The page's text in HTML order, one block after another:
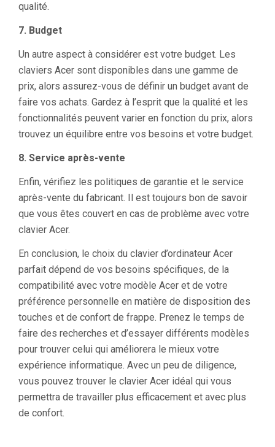
qualité.
7. Budget
Un autre aspect à considérer est votre budget. Les
claviers Acer sont disponibles dans une gamme de
prix, alors assurez-vous de définir un budget avant de
faire vos achats. Gardez à l’esprit que la qualité et les
fonctionnalités peuvent varier en fonction du prix, alors
trouvez un équilibre entre vos besoins et votre budget.
8. Service après-vente
Enfin, vérifiez les politiques de garantie et le service
après-vente du fabricant. Il est toujours bon de savoir
que vous êtes couvert en cas de problème avec votre
clavier Acer.
En conclusion, le choix du clavier d’ordinateur Acer
parfait dépend de vos besoins spécifiques, de la
compatibilité avec votre modèle Acer et de votre
préférence personnelle en matière de disposition des
touches et de confort de frappe. Prenez le temps de
faire des recherches et d’essayer différents modèles
pour trouver celui qui améliorera le mieux votre
expérience informatique. Avec un peu de diligence,
vous pouvez trouver le clavier Acer idéal qui vous
permettra de travailler plus efficacement et avec plus
de confort.